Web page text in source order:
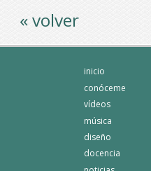
« volver
inicio
conóceme
vídeos
música
diseño
docencia